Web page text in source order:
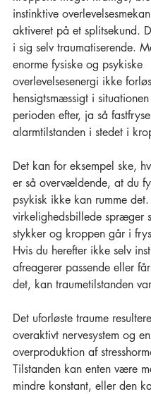
instinktive
aktiveret på et splitsekund.
i sig selv traumatiserende.
enorme fysiske og psykiske
overlevelsesenergi ikke
hensigtsmæssigt i
perioden efter, ja så
alarmtilstanden i stedet i
Det kan for eksempel ske,
er så overvældende, at du
psykisk ikke kan rumme
virkelighedsbillede spræger
stykker og kroppen går i
Hvis du herefter ikke selv
afreagerer passende eller
det, kan traumetilstanden
Det uforløste traume
overaktivt nervesystem og en
overproduktion af
Tilstanden kan enten være
mindre konstant, eller den